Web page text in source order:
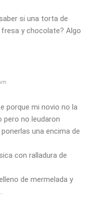
si una torta de
y chocolate? Algo
porque mi novio no la
pero no leudaron
una encima de
con ralladura de
de mermelada y